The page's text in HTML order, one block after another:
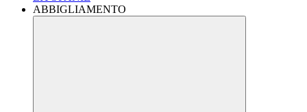
ABBIGLIAMENTO